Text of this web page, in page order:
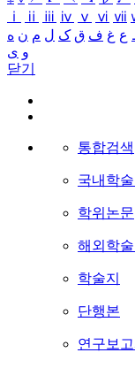
ⅰ
ⅱ ⅲ ⅳ ⅴ ⅵ ⅶ
ع غ ف ق ک ل م ن ه
و ی
닫기
통합검색
국내학
학위논문
해외학
학술지
단행본
연구보고